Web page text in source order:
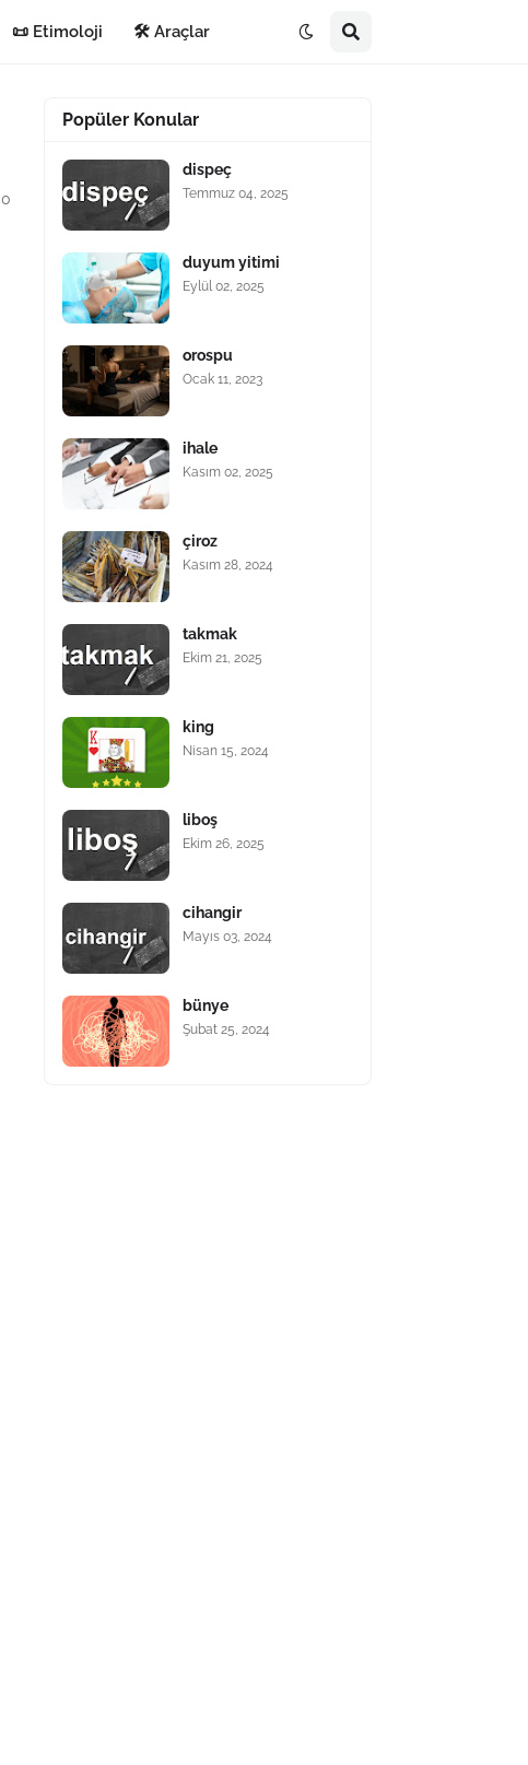
📜 Etimoloji 🛠️ Araçlar
0
Popüler Konular
dispeç
Temmuz 04, 2025
duyum yitimi
Eylül 02, 2025
orospu
Ocak 11, 2023
ihale
Kasım 02, 2025
çiroz
Kasım 28, 2024
takmak
Ekim 21, 2025
king
Nisan 15, 2024
liboş
Ekim 26, 2025
cihangir
Mayıs 03, 2024
bünye
Şubat 25, 2024